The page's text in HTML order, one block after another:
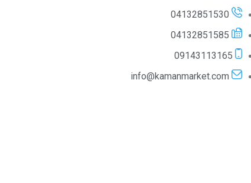
04132851530
04132851585
09143113165
info@kamanmarket.com